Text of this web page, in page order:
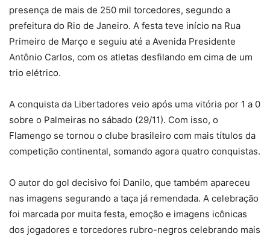
presença de mais de 250 mil torcedores, segundo a
prefeitura do Rio de Janeiro. A festa teve início na Rua
Primeiro de Março e seguiu até a Avenida Presidente
Antônio Carlos, com os atletas desfilando em cima de um
trio elétrico.
A conquista da Libertadores veio após uma vitória por 1 a 0
sobre o Palmeiras no sábado (29/11). Com isso, o
Flamengo se tornou o clube brasileiro com mais títulos da
competição continental, somando agora quatro conquistas.
O autor do gol decisivo foi Danilo, que também apareceu
nas imagens segurando a taça já remendada. A celebração
foi marcada por muita festa, emoção e imagens icônicas
dos jogadores e torcedores rubro-negros celebrando mais